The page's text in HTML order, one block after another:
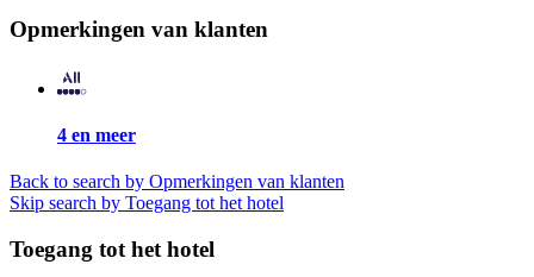
Opmerkingen van klanten
4 en meer
Back to search by Opmerkingen van klanten
Skip search by Toegang tot het hotel
Toegang tot het hotel